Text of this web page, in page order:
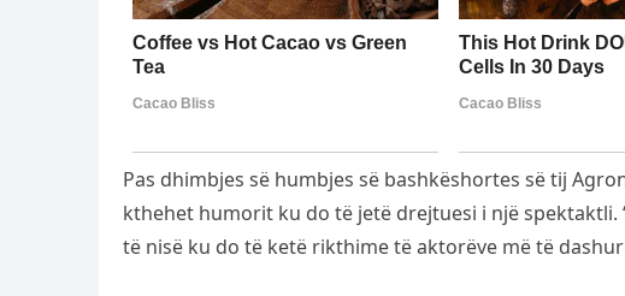
Pas dhimbjes së humbjes së bashkëshortes së tij
kthehet humorit ku do të jetë drejtuesi i një spektaktli.
të nisë ku do të ketë rikthime të aktorëve më të